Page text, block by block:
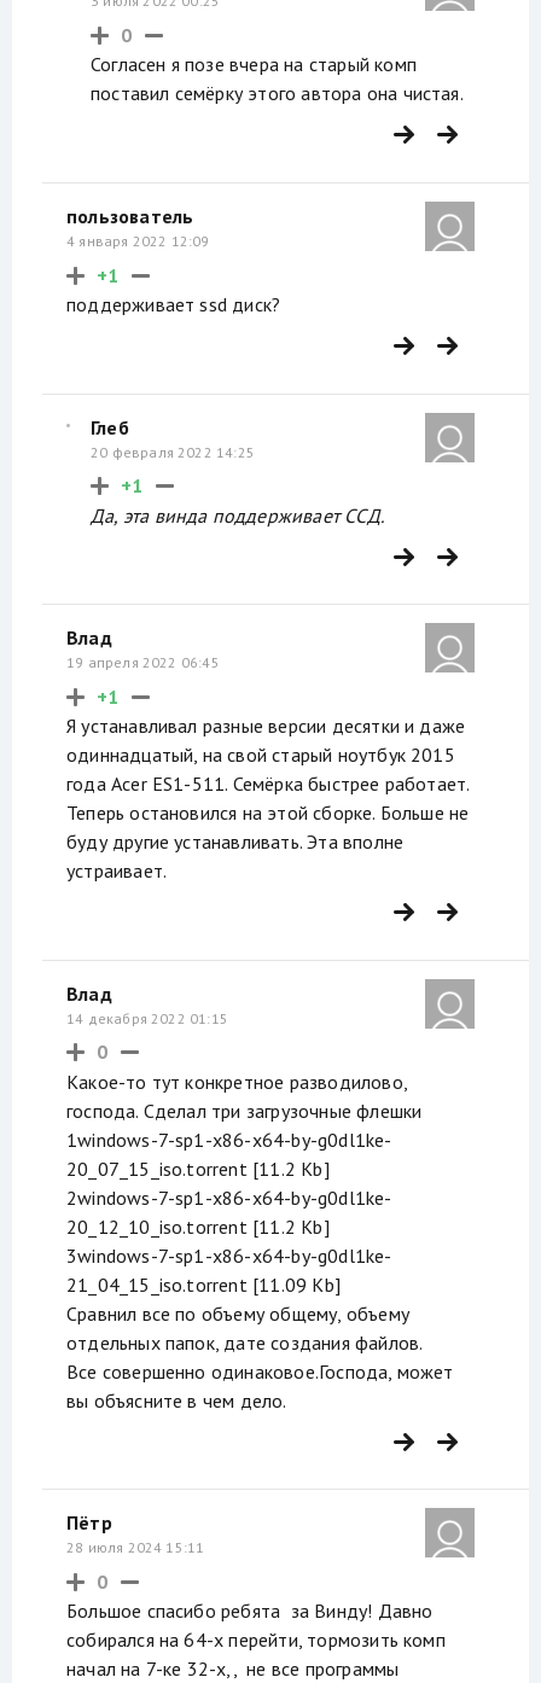
0
Согласен я позе вчера на старый комп
поставил семёрку этого автора она чистая.
пользователь
4 января 2022 12:09
+1
поддерживает ssd диск?
Глеб
20 февраля 2022 14:25
+1
Да, эта винда поддерживает ССД.
Влад
19 апреля 2022 06:45
+1
Я устанавливал разные версии десятки и даже
одиннадцатый, на свой старый ноутбук 2015
года Acer ES1-511. Семёрка быстрее работает.
Теперь остановился на этой сборке. Больше не
буду другие устанавливать. Эта вполне
устраивает.
Влад
14 декабря 2022 01:15
0
Какое-то тут конкретное разводилово,
господа. Сделал три загрузочные флешки
1windows-7-sp1-x86-x64-by-g0dl1ke-
20_07_15_iso.torrent [11.2 Kb]
2windows-7-sp1-x86-x64-by-g0dl1ke-
20_12_10_iso.torrent [11.2 Kb]
3windows-7-sp1-x86-x64-by-g0dl1ke-
21_04_15_iso.torrent [11.09 Kb]
Сравнил все по объему общему, объему
отдельных папок, дате создания файлов.
Все совершенно одинаковое.Господа, может
вы объясните в чем дело.
Пётр
28 июля 2024 15:11
0
Большое спасибо ребята за Винду! Давно
собирался на 64-х перейти, тормозить комп
начал на 7-ке 32-х,, не все программы